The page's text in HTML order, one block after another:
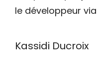
le développeur
Kassidi Ducroix